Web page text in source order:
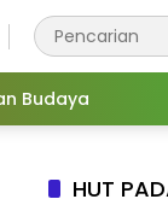
Budaya
HUT